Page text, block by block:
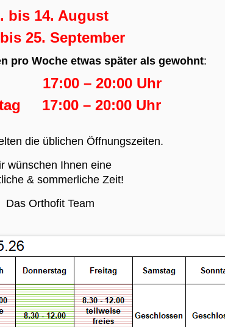
bis 14. August
25. September
pro Woche etwas später als gewohnt:
17:00 – 20:00 Uhr
17:00 – 20:00 Uhr
die üblichen Öffnungszeiten.
wünschen Ihnen eine
& sommerliche Zeit!
Das Orthofit Team